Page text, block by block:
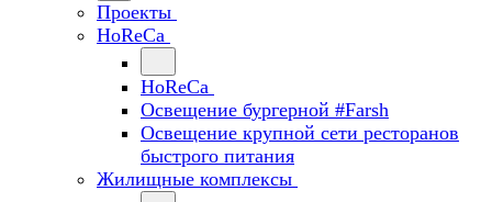
Проекты
HoReCa
HoReCa
Освещение бургерной #Farsh
Освещение крупной сети ресторанов
быстрого питания
Жилищные комплексы